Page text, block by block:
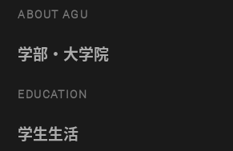
ABOUT AGU
学部・大学院
EDUCATION
学生生活